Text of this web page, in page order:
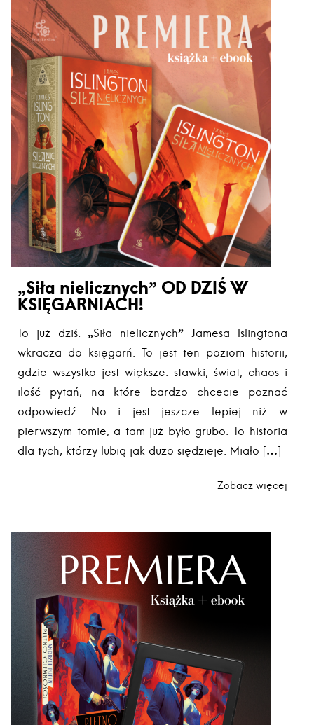
„Siła nielicznych” OD DZIŚ W
KSIĘGARNIACH!
To już dziś. „Siła nielicznych” Jamesa Islingtona
wkracza do księgarń. To jest ten poziom historii,
gdzie wszystko jest większe: stawki, świat, chaos i
ilość pytań, na które bardzo chcecie poznać
odpowiedź. No i jest jeszcze lepiej niż w
pierwszym tomie, a tam już było grubo. To historia
dla tych, którzy lubią jak dużo siędzieje. Miało […]
Zobacz więcej